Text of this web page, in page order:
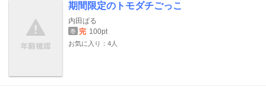
期間限定のトモダチごっこ
内田ぱる
巻 完 100pt
お気に入り：4人